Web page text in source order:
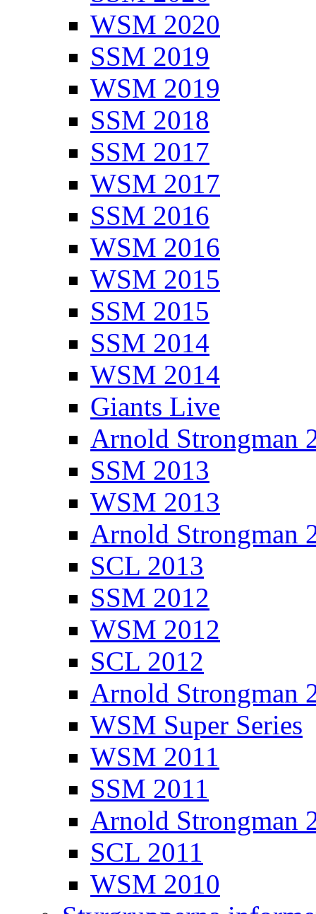
WSM 2020
SSM 2019
WSM 2019
SSM 2018
SSM 2017
WSM 2017
SSM 2016
WSM 2016
WSM 2015
SSM 2015
SSM 2014
WSM 2014
Giants Live
Arnold Strongman
SSM 2013
WSM 2013
Arnold Strongman
SCL 2013
SSM 2012
WSM 2012
SCL 2012
Arnold Strongman
WSM Super Series
WSM 2011
SSM 2011
Arnold Strongman
SCL 2011
WSM 2010